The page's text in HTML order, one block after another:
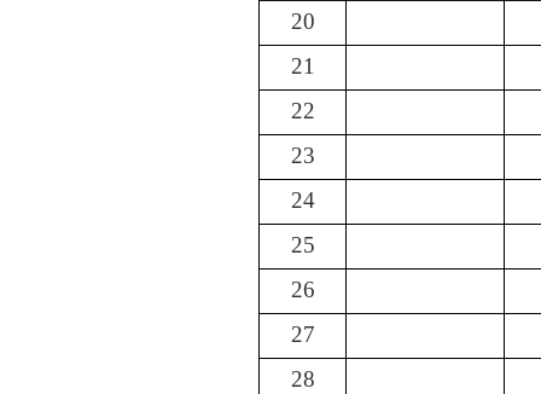
20
21
22
23
24
25
26
27
28